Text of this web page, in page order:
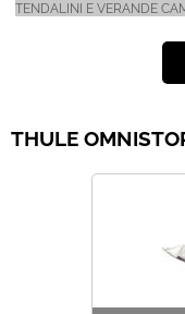
TENDALINI E VERANDE
THULE